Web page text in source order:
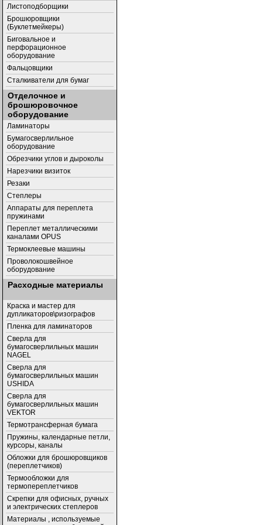
Листоподборщики
Брошюровщики
(Буклетмейкеры)
Биговальное и
перфорационное
оборудование
Фальцовщики
Сталкиватели для бумаг
Отделочное и
брошюровочное
оборудование
Ламинаторы
Бумагосверлильное
оборудование
Обрезчики углов и дыроколы
Нарезчики визиток
Резаки
Степлеры
Аппараты для переплета
пружинами
Переплет металлическими
каналами OPUS
Термоклеевые машины
Проволокошвейное
оборудование
Расходные материалы
Краска и мастер для
дупликаторов\ризографов
Пленка для ламинаторов
Сверла для
бумагосверлильных машин
NAGEL
Сверла для
бумагосверлильных машин
USHIDA
Cверла для
бумагосверлильных машин
VEKTOR
Термотрансферная бумага
Пружины, календарные петли,
курсоры, каналы
Обложки для брошюровщиков
(переплетчиков)
Термообложки для
термопереплетчиков
Скрепки для офисных, ручных
и электрических степлеров
Материалы , используемые